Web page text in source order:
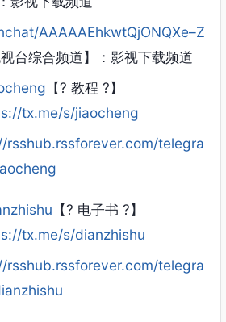
AAAAAEhkwtQjONQXe–Z
视台综合频道】：影视下载频道
【? 教程 ?】
tx.me/s/jiaocheng
rsshub.rssforever.com/telegra
【? 电子书 ?】
tx.me/s/dianzhishu
rsshub.rssforever.com/telegra